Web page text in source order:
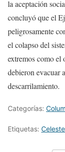
la aceptación
concluyó que el
peligrosamente
el colapso del
extremos como el
debieron evacuar
descarrilamiento.
Categorías:
Etiquetas: